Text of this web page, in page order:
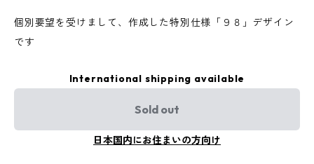
個別要望を受けまして、作成した特別仕様「９８」デザイン
です
International shipping available
Sold out
日本国内にお住まいの方向け